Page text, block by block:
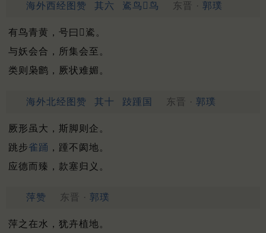
海外西经图赞 其六 䳐鸟𪆻鸟 东晋 · 郭璞
有鸟青黄，号曰𪆻䳐。
与妖会合，所集会至。
类则枭鹠，厥状难媚。
海外北经图赞 其十 跂踵国 东晋 · 郭璞
厥形虽大，斯脚则企。
跳步雀踊 ，踵不阂地。
应德而臻，款塞归义。
萍赞 东晋 · 郭璞
萍之在水，犹卉植地。